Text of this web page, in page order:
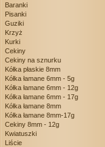
Baranki
Pisanki
Guziki
Krzyż
Kurki
Cekiny
Cekiny na sznurku
Kółka płaskie 8mm
Kółka łamane 6mm - 5g
Kółka łamane 6mm - 12g
Kółka łamane 6mm - 17g
Kółka łamane 8mm
Kółka łamane 8mm-17g
Cekiny 8mm - 12g
Kwiatuszki
Liście